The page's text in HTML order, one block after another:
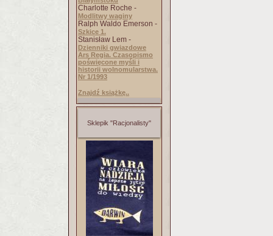
Charlotte Roche -
Modlitwy waginy
Ralph Waldo Emerson -
Szkice 1.
Stanisław Lem -
Dzienniki gwiazdowe
Ars Regia. Czasopismo
poświęcone myśli i
historii wolnomularstwa.
Nr 1/1993
Znajdź książkę..
Sklepik "Racjonalisty"